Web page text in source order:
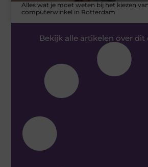
Alles wat je moet weten bij het kiezen
computerwinkel in Rotterdam
Bekijk alle artikelen over